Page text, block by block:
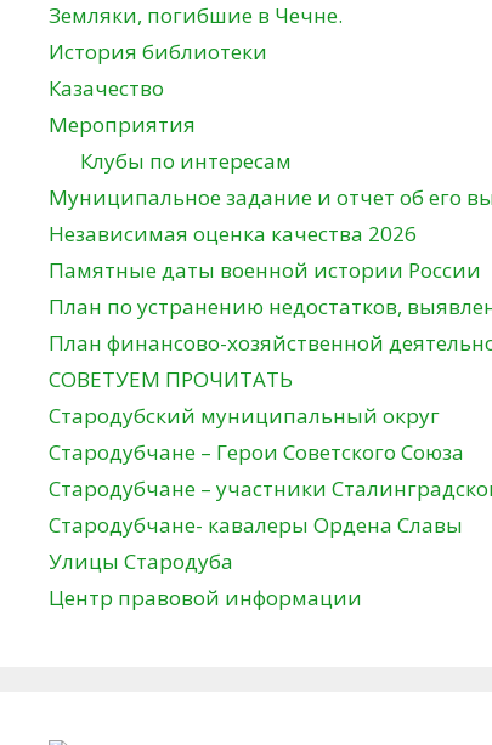
Земляки, погибшие в Чечне.
История библиотеки
Казачество
Мероприятия
Клубы по интересам
Муниципальное задание и отчет об его
Независимая оценка качества 2026
Памятные даты военной истории России
План по устранению недостатков,
План финансово-хозяйственной
СОВЕТУЕМ ПРОЧИТАТЬ
Стародубский муниципальный округ
Стародубчане – Герои Советского Союза
Стародубчане – участники
Стародубчане- кавалеры Ордена Славы
Улицы Стародуба
Центр правовой информации